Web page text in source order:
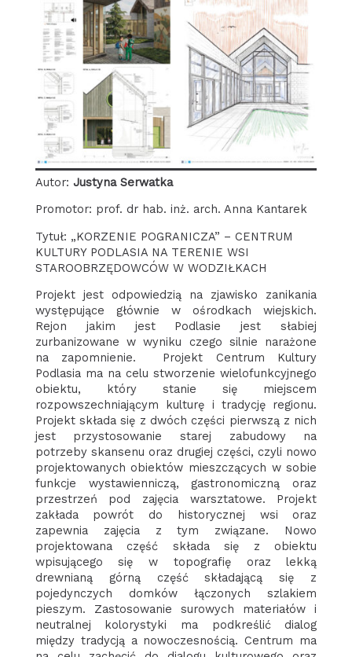
Autor: Justyna Serwatka
Promotor: prof. dr hab. inż. arch. Anna Kantarek
Tytuł: „KORZENIE POGRANICZA” – CENTRUM
KULTURY PODLASIA NA TERENIE WSI
STAROOBRZĘDOWCÓW W WODZIŁKACH
Projekt jest odpowiedzią na zjawisko zanikania
występujące głównie w ośrodkach wiejskich.
Rejon jakim jest Podlasie jest słabiej
zurbanizowane w wyniku czego silnie narażone
na zapomnienie. Projekt Centrum Kultury
Podlasia ma na celu stworzenie wielofunkcyjnego
obiektu, który stanie się miejscem
rozpowszechniającym kulturę i tradycję regionu.
Projekt składa się z dwóch części pierwszą z nich
jest przystosowanie starej zabudowy na
potrzeby skansenu oraz drugiej części, czyli nowo
projektowanych obiektów mieszczących w sobie
funkcje wystawienniczą, gastronomiczną oraz
przestrzeń pod zajęcia warsztatowe. Projekt
zakłada powrót do historycznej wsi oraz
zapewnia zajęcia z tym związane. Nowo
projektowana część składa się z obiektu
wpisującego się w topografię oraz lekką
drewnianą górną część składającą się z
pojedynczych domków łączonych szlakiem
pieszym. Zastosowanie surowych materiałów i
neutralnej kolorystyki ma podkreślić dialog
między tradycją a nowoczesnością. Centrum ma